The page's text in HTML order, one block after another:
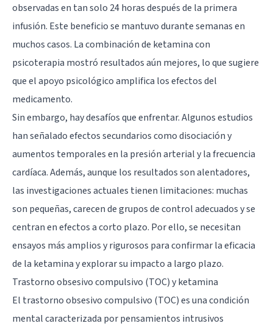
observadas en tan solo 24 horas después de la primera
infusión. Este beneficio se mantuvo durante semanas en
muchos casos. La combinación de ketamina con
psicoterapia mostró resultados aún mejores, lo que sugiere
que el apoyo psicológico amplifica los efectos del
medicamento.
Sin embargo, hay desafíos que enfrentar. Algunos estudios
han señalado efectos secundarios como disociación y
aumentos temporales en la presión arterial y la frecuencia
cardíaca. Además, aunque los resultados son alentadores,
las investigaciones actuales tienen limitaciones: muchas
son pequeñas, carecen de grupos de control adecuados y se
centran en efectos a corto plazo. Por ello, se necesitan
ensayos más amplios y rigurosos para confirmar la eficacia
de la ketamina y explorar su impacto a largo plazo.
Trastorno obsesivo compulsivo (TOC) y ketamina
El trastorno obsesivo compulsivo (TOC) es una condición
mental caracterizada por pensamientos intrusivos